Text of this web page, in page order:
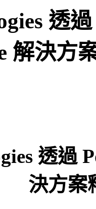
透
解決方
透過
決方案